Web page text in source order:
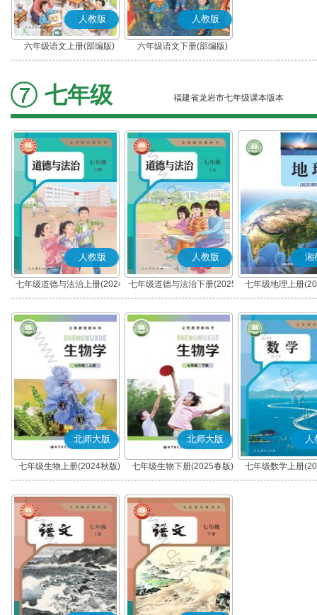
人教版
六年级语文上册(部编版)
人教版
六年级语文下册(部编版)
七年级 福建省龙岩市七年级课本版本
人教版
七年级道德与法治上册(2024
秋版)(部编版)
人教版
七年级道德与法治下册(2025
春版)(部编版)
湘
七年级地理上册
北师大版
七年级生物上册(2024秋版)
北师大版
七年级生物下册(2025春版)
人
七年级数学上册